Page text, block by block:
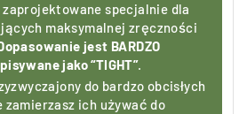
zaprojektowane specjalnie dla
maksymalnej zręczności
jest BARDZO
jako “TIGHT”.
do bardzo obcisłych
ich używać do